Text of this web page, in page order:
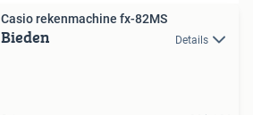
Casio rekenmachine fx-82MS
Bieden Details